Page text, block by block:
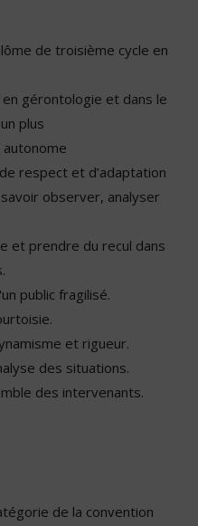
de troisième cycle en
gérontologie et dans le
plus
autonome
respect et d’adaptation
savoir observer, analyser
et prendre du recul dans
public fragilisé.
et rigueur.
des situations.
des intervenants.
de la convention